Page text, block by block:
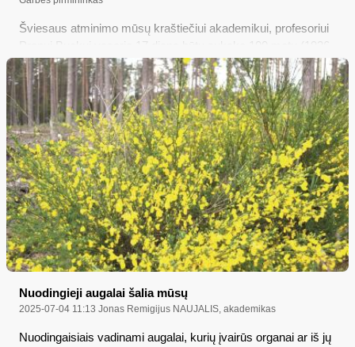
Šviesaus atminimo mūsų kraštiečiui akademikui, profesoriui
03 17 – 2001 12 06), o ta proga jo gyvenimą ir veiklą šiltai
aprašė brolis Feliksas Buckus-Butkevičius, savo
prisiminimus atsiuntęs „Merkio kraštui“...
Nuodingieji augalai šalia mūsų
2025-07-04 11:13 Jonas Remigijus NAUJALIS, akademikas
Nuodingaisiais vadinami augalai, kurių įvairūs organai ar iš jų